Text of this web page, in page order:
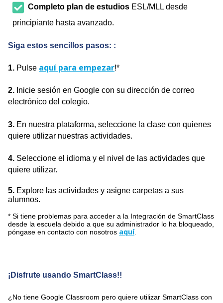
Completo plan de estudiosESL/MLL desde
principiante hasta avanzado.
Siga estos sencillos pasos: :
1. Pulse aquí para empezar!*
2. Inicie sesión en Google con su dirección de correo
electrónico del colegio.
3. En nuestra plataforma, seleccione la clase con quienes
quiere utilizar nuestras actividades.
4. Seleccione el idioma y el nivel de las actividades que
quiere utilizar.
5. Explore las actividades y asigne carpetas a sus
alumnos.
* Si tiene problemas para acceder a la Integración de SmartClass
desde la escuela debido a que su administrador lo ha bloqueado,
póngase en contacto con nosotros aquí.
¡Disfrute usando SmartClass!!
¿No tiene Google Classroom pero quiere utilizar SmartClass con